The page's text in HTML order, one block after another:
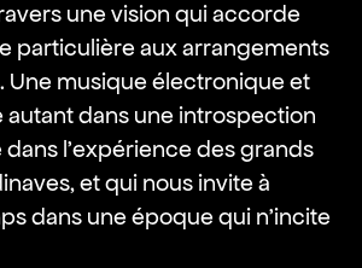
une vision qui accorde
particulière aux arrangements
Une musique électronique et
autant dans une introspection
l’expérience des grands
et qui nous invite à
dans une époque qui n’incite